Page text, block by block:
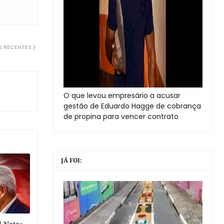
RECENTES
O que levou empresário a acusar
gestão de Eduardo Hagge de cobrança
de propina para vencer contrato
JÁ FOI: